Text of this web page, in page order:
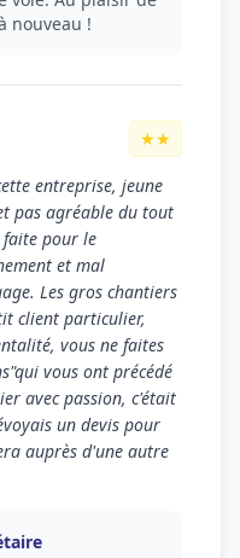
nouveau !
★★
entreprise, jeune
pas agréable du tout
faite pour le
et mal
Les gros chantiers
client particulier,
vous ne faites
vous ont précédé
avec passion, c'était
un devis pour
auprès d'une autre